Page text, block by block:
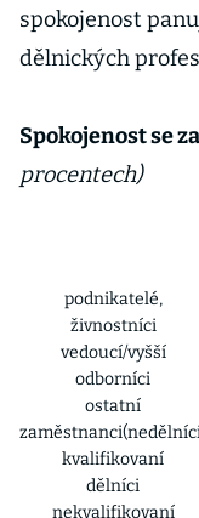
spokojenost
dělnických
Spokojenost se
procentech)
podnikatelé,
živnostníci
vedoucí/vyšší
odborníci
ostatní
kvalifikovaní
dělníci
nekvalifikovaní